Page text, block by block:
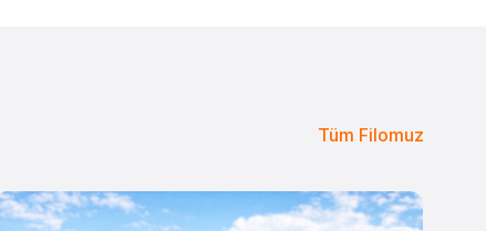
Tüm Filomuz